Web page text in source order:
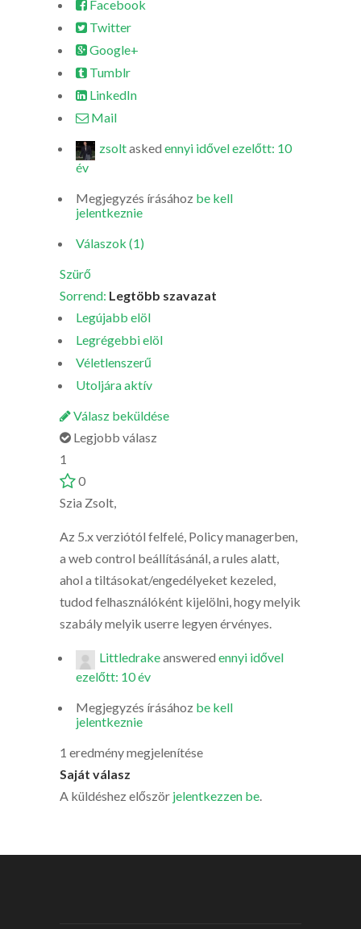
Facebook
Twitter
Google+
Tumblr
LinkedIn
Mail
zsoltasked ennyi idővel ezelőtt: 10
év
Megjegyzés írásához be kell
jelentkeznie
Válaszok (1)
Szürő
Sorrend: Legtöbb szavazat
Legújabb elöl
Legrégebbi elöl
Véletlenszerű
Utoljára aktív
Válasz beküldése
Legjobb válasz
1
0
Szia Zsolt,
Az 5.x verziótól felfelé, Policy managerben,
a web control beállításánál, a rules alatt,
ahol a tiltásokat/engedélyeket kezeled,
tudod felhasználóként kijelölni, hogy melyik
szabály melyik userre legyen érvényes.
Littledrakeanswered ennyi idővel
ezelőtt: 10 év
Megjegyzés írásához be kell
jelentkeznie
1 eredmény megjelenítése
Saját válasz
A küldéshez először jelentkezzen be.